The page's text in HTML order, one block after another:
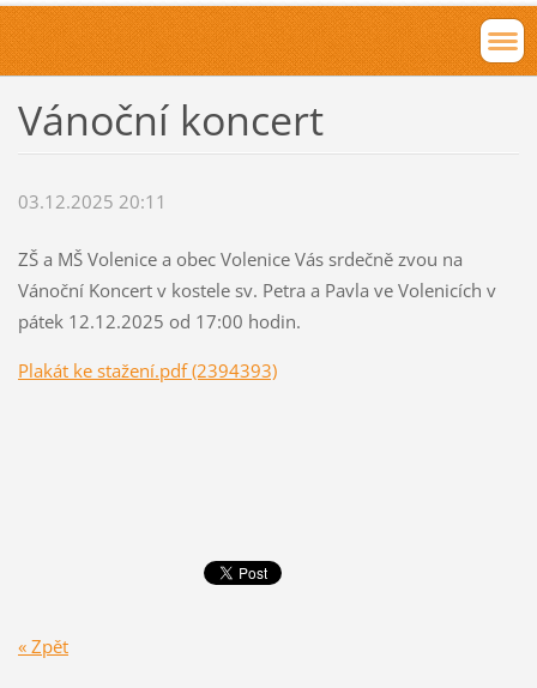
Vánoční koncert
03.12.2025 20:11
ZŠ a MŠ Volenice a obec Volenice Vás srdečně zvou na
Vánoční Koncert v kostele sv. Petra a Pavla ve Volenicích v
pátek 12.12.2025 od 17:00 hodin.
Plakát ke stažení.pdf (2394393)
« Zpět